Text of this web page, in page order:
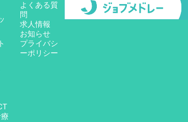
療
よくある質
問
求人情報
お知らせ
プライバシ
ーポリシー